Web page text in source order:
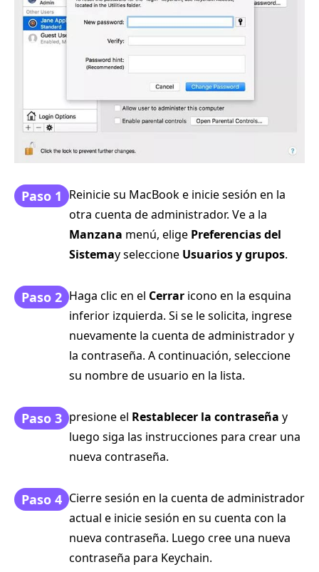
Paso 1 Reinicie su MacBook e inicie sesión en la
otra cuenta de administrador. Ve a la
Manzana menú, elige Preferencias del
Sistemay seleccione Usuarios y grupos.
Paso 2 Haga clic en el Cerrar icono en la esquina
inferior izquierda. Si se le solicita, ingrese
nuevamente la cuenta de administrador y
la contraseña. A continuación, seleccione
su nombre de usuario en la lista.
Paso 3 presione el Restablecer la contraseña y
luego siga las instrucciones para crear una
nueva contraseña.
Paso 4 Cierre sesión en la cuenta de administrador
actual e inicie sesión en su cuenta con la
nueva contraseña. Luego cree una nueva
contraseña para Keychain.